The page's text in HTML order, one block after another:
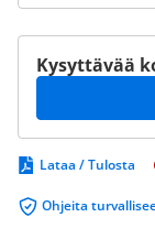
Kysyttävää
Lataa / Tulosta
Ohjeita